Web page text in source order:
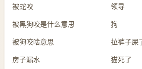
被蛇咬 领导
被黑狗咬是什么意思 狗
被狗咬啥意思 拉裤子屎
房子漏水 猫死了